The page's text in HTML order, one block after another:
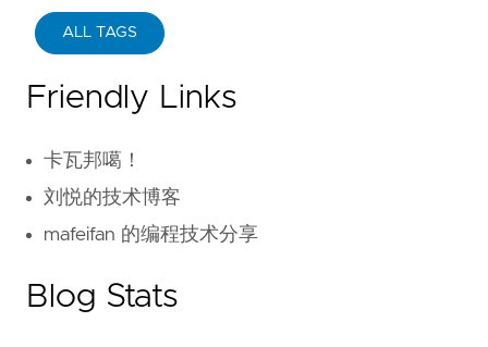
ALL TAGS
Friendly Links
卡瓦邦噶！
刘悦的技术博客
mafeifan 的编程技术分享
Blog Stats